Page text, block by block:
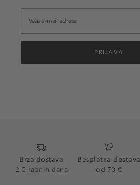
PRIJAVA
Brza dostava
2-5 radnih dana
Besplatna dostava
od 70 €